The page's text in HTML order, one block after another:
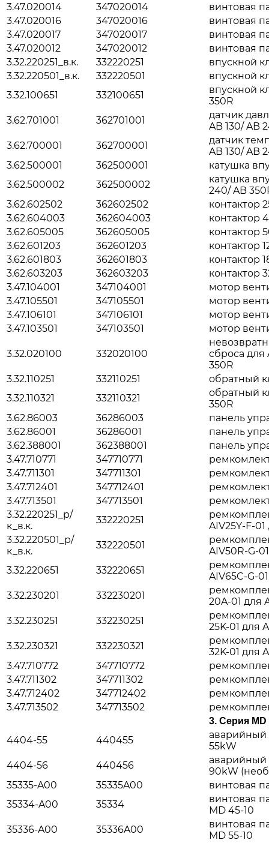
3.47.020014
347020014
винтовая
3.47.020016
347020016
винтовая
3.47.020017
347020017
винтовая
3.47.020012
347020012
винтовая
3.32.220251_в.к.
332220251
впускной
3.32.220501_в.к.
332220501
впускной
3.32.100651
332100651
впускной
350R
3.62.701001
362701001
датчик
AB 130/ AB
3.62.700001
362700001
датчик
AB 130/ AB
3.62.500001
362500001
катушка
3.62.500002
362500002
катушка
240/ AB
3.62.602502
362602502
контактор
3.62.604003
362604003
контактор
3.62.605005
362605005
контактор
3.62.601203
362601203
контактор
3.62.601803
362601803
контактор
3.62.603203
362603203
контактор
3.47.104001
347104001
мотор
3.47.105501
347105501
мотор
3.47.106101
347106101
мотор
3.47.103501
347103501 мотор
3.32.020100 332020100
сброса для
350R
3.32.110251
332110251
обратный
3.32.110321
332110321
обратный
350R
3.62.86003
36286003
панель
3.62.86001
36286001
панель
3.62.388001
362388001
панель
3.47.710771
347710771
3.47.711301
347711301
3.47.712401
347712401
3.47.713501
347713501
3.32.220251_р/
к_в.к.
332220251
AIV25Y-F-
3.32.220501_р/
к_в.к.
332220501
AIV50R-G-
3.32.220651
332220651
AIV65C-G-
3.32.230201
332230201
20A-01 для
3.32.230251
332230251
25K-01 для
3.32.230321
332230321
32K-01 для
3.47.710772
347710772
3.47.711302
347711302
3.47.712402
347712402
3.47.713502
347713502
3. Серия MD
4404-55 440455
аварийный
55kW
4404-56
440456
аварийный
90kW
35335-A00
35335A00
винтовая
35334-A00
35334
винтовая
MD 45-10
35336-A00
35336A00
винтовая
MD 55-10